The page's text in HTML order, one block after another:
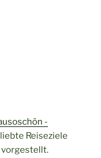
-
Reiseziele
vorgestellt.